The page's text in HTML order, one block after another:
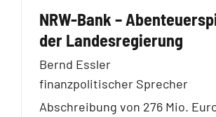
NRW-Bank –
der Landesregierung
Bernd Essler
finanzpolitischer Sprecher
Abschreibung von 276 Mio.